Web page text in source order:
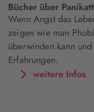
Bücher über
Wenn Angst das
zeigen wie man
überwinden kann
Erfahrungen.
weitere Infos